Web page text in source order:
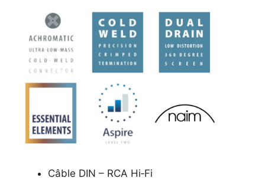
949,00 €
Câble DIN – RCA Hi‑Fi